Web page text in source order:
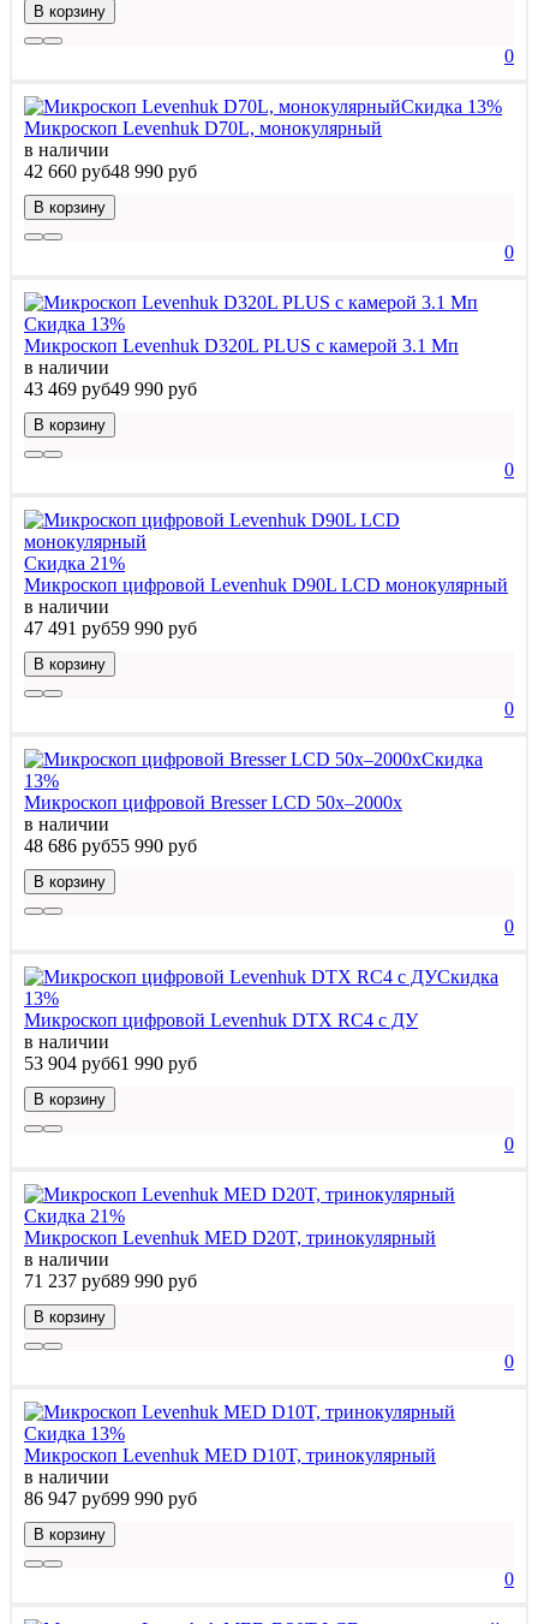
В корзину
0
Скидка 13%
Микроскоп Levenhuk D70L, монокулярный
в наличии
42 660 руб48 990 руб
В корзину
0
Скидка 13%
Микроскоп Levenhuk D320L PLUS с камерой 3.1 Мп
в наличии
43 469 руб49 990 руб
В корзину
0
Скидка 21%
Микроскоп цифровой Levenhuk D90L LCD монокулярный
в наличии
47 491 руб59 990 руб
В корзину
0
Скидка
13%
Микроскоп цифровой Bresser LCD 50x–2000x
в наличии
48 686 руб55 990 руб
В корзину
0
Скидка
13%
Микроскоп цифровой Levenhuk DTX RC4 с ДУ
в наличии
53 904 руб61 990 руб
В корзину
0
Скидка 21%
Микроскоп Levenhuk MED D20T, тринокулярный
в наличии
71 237 руб89 990 руб
В корзину
0
Скидка 13%
Микроскоп Levenhuk MED D10T, тринокулярный
в наличии
86 947 руб99 990 руб
В корзину
0